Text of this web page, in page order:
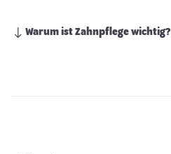
Warum ist Zahnpflege wichtig?